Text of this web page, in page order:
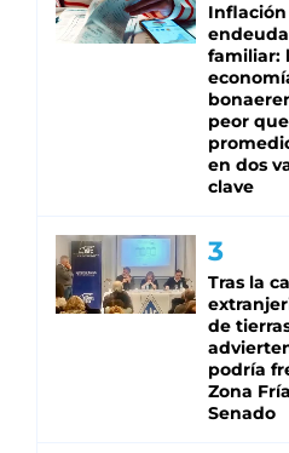
Inflación
familiar:
peor
en dos
clave
Tras la
de
podría
Zona
Senado